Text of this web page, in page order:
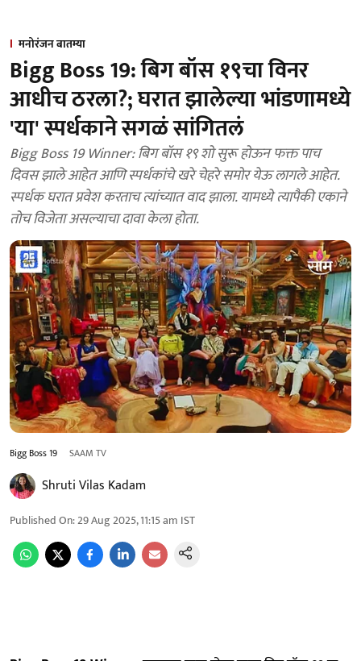
मनोरंजन बातम्या
Bigg Boss 19: बिग बॉस १९चा विनर
आधीच ठरला?; घरात झालेल्या भांडणामध्ये
'या' स्पर्धकाने सगळं सांगितलं
Bigg Boss 19 Winner: बिग बॉस १९ शो सुरू होऊन फक्त पाच
दिवस झाले आहेत आणि स्पर्धकांचे खरे चेहरे समोर येऊ लागले आहेत.
स्पर्धक घरात प्रवेश करताच त्यांच्यात वाद झाला. यामध्ये त्यापैकी एकाने
तोच विजेता असल्याचा दावा केला होता.
Bigg Boss 19 SAAM TV
Shruti Vilas Kadam
Published On:29 Aug 2025, 11:15 am IST